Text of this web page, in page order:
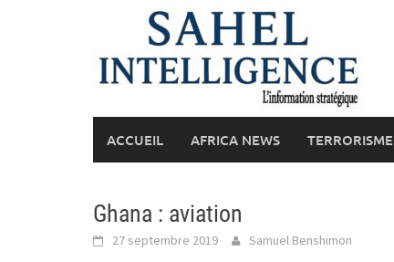
ACCUEIL AFRICA NEWS TERRORISME
Ghana : aviation
27 septembre 2019 Samuel Benshimon